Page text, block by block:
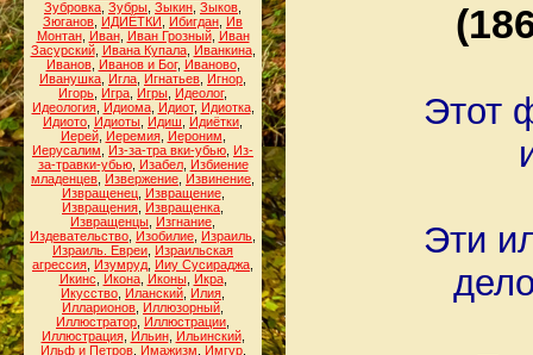
Зубровка Зубры Зыкин Зыков
Зюганов ИДИЁТКИ Ибигдан Ив
Монтан, Иван, Иван Грозный, Иван
Засурский, Ивана Купала, Иванкина,
Иванов, Иванов и Бог, Иваново,
Иванушка Игла Игнатьев Игнор
Игорь Игра Игры Идеолог,
Идеология, Идиома, Идиот, Идиотка,
Идиото Идиоты Идиш Идиётки
Иерей, Иеремия, Иероним
Иерусалим
Из-за-тра вки-убью Из-
за-травки-убью, Изабел, Избиение
младенцев Извержение Извинение
Извращенец, Извращение,
Извращения Извращенка
Извращенцы Изгнание
Издевательство Изобилие Израиль
Израиль. Евреи Израильская
агрессия Изумруд Ииу Сусираджа
Икинс
Икона, Иконы, Икра,
Икусство Иланский Илия
Илларионов Иллюзорный
Иллюстратор Иллюстрации
Иллюстрация, Ильин, Ильинский,
Ильф и Петров, Имажизм Имгур,
Этот
Эти